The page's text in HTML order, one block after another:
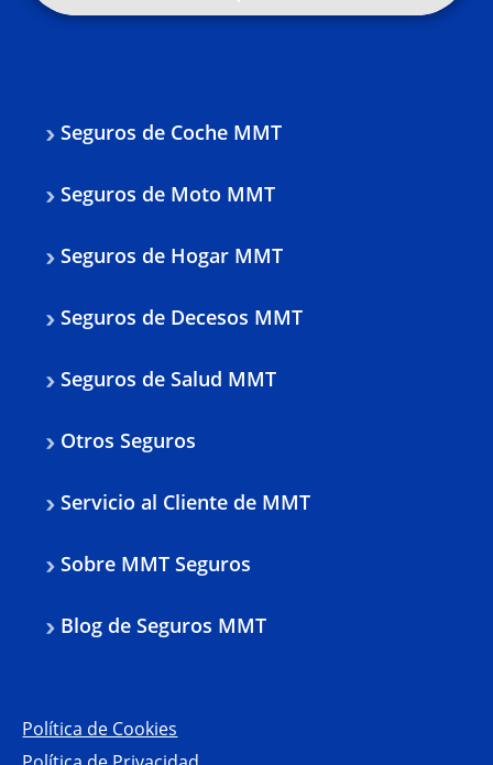
Seguros de Coche MMT
Seguros de Moto MMT
Seguros de Hogar MMT
Seguros de Decesos MMT
Seguros de Salud MMT
Otros Seguros
Servicio al Cliente de MMT
Sobre MMT Seguros
Blog de Seguros MMT
Política de Cookies